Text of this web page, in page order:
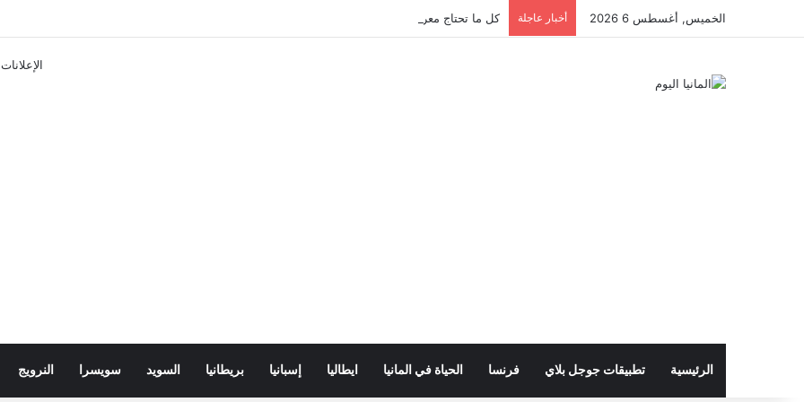
الخميس, أغسطس 6 2026 أخبار عاجلة كل ما تحتاج معرفته عن تذاكر ووسائل النقل في باريس 2025
الإعلانات
الرئيسية تطبيقات جوجل بلاي فرنسا الحياة في المانيا ايطاليا إسبانيا بريطانيا السويد سويسرا النرويج